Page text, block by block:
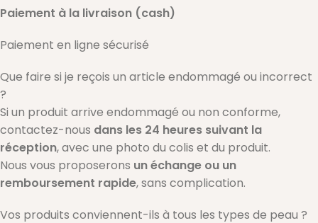
Paiement à la livraison (cash)
Paiement en ligne sécurisé
Que faire si je reçois un article endommagé ou incorrect
?
Si un produit arrive endommagé ou non conforme,
contactez-nous dans les 24 heures suivant la
réception, avec une photo du colis et du produit.
Nous vous proposerons un échange ou un
remboursement rapide, sans complication.
Vos produits conviennent-ils à tous les types de peau ?